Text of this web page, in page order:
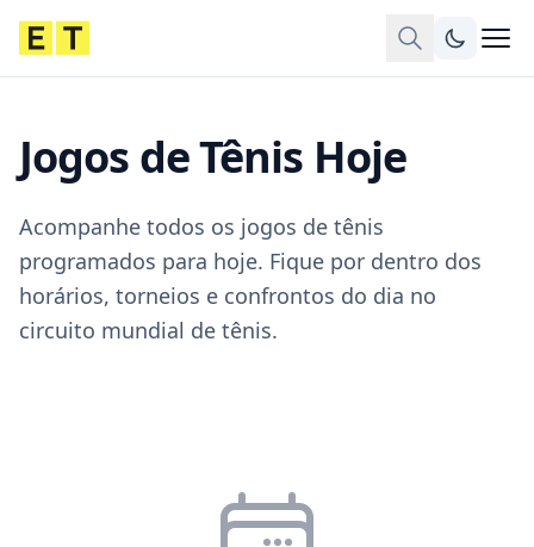
Jogos de Tênis Hoje
Acompanhe todos os jogos de tênis
programados para hoje. Fique por dentro dos
horários, torneios e confrontos do dia no
circuito mundial de tênis.